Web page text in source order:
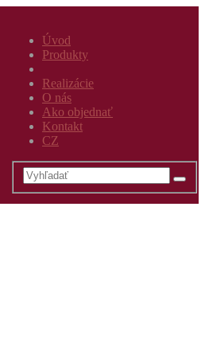
Úvod
Produkty
Realizácie
O nás
Ako objednať
Kontakt
CZ